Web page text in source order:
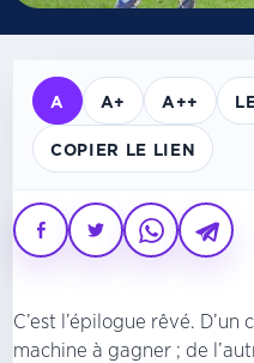
A A+ A++
COPIER LE LIEN
C’est l’épilogue rêvé.
machine à gagner ; de